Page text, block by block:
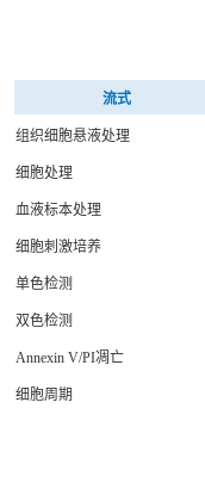
流式
组织细胞悬液处理
细胞处理
血液标本处理
细胞刺激培养
单色检测
双色检测
Annexin V/PI凋亡
细胞周期